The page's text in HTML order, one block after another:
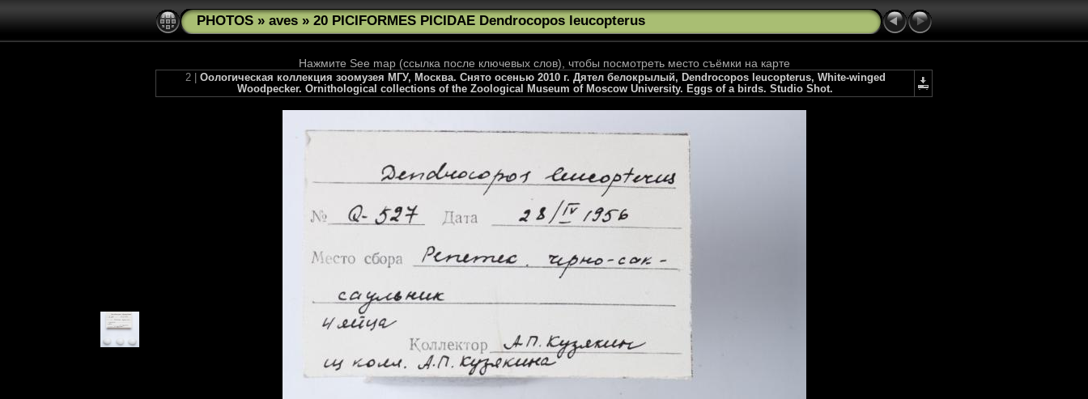
PHOTOS » aves » 20 PICIFORMES PICIDAE Dendrocopos leucopterus
Нажмите See map (ссылка после ключевых слов), чтобы посмотреть место съёмки на карте
2 | Оологическая коллекция зоомузея МГУ, Москва. Снято осенью 2010 г. Дятел белокрылый, Dendrocopos leucopterus, White-winged
Woodpecker. Ornithological collections of the Zoological Museum of Moscow University. Eggs of a birds. Studio Shot.